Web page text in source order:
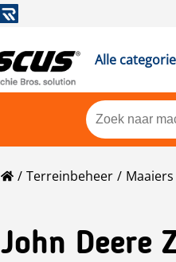
Alle
Terreinbeheer Maaiers
John Deere